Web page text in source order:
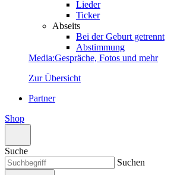
Lieder
Ticker
Abseits
Bei der Geburt getrennt
Abstimmung
Media:Gespräche, Fotos und mehr
Zur Übersicht
Partner
Shop
Suche
Suchen